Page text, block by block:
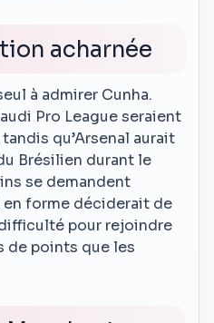
acharnée
à admirer Cunha.
Pro League seraient
qu’Arsenal aurait
Brésilien durant le
se demandent
forme déciderait de
pour rejoindre
de points que les